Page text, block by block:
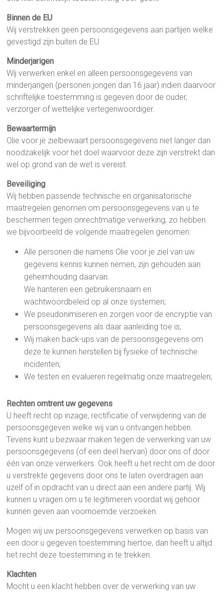
Binnen de EU
Wij verstrekken geen persoonsgegevens aan partijen welke
gevestigd zijn buiten de EU.
Minderjarigen
Wij verwerken enkel en alleen persoonsgegevens van
minderjarigen (personen jongen dan 16 jaar) indien daarvoor
schriftelijke toestemming is gegeven door de ouder,
verzorger of wettelijke vertegenwoordiger.
Bewaartermijn
Olie voor je zielbewaart persoonsgegevens niet langer dan
noodzakelijk voor het doel waarvoor deze zijn verstrekt dan
wel op grond van de wet is vereist.
Beveiliging
Wij hebben passende technische en organisatorische
maatregelen genomen om persoonsgegevens van u te
beschermen tegen onrechtmatige verwerking, zo hebben
we bijvoorbeeld de volgende maatregelen genomen:
Alle personen die namens Olie voor je ziel van uw
gegevens kennis kunnen nemen, zijn gehouden aan
geheimhouding daarvan.
We hanteren een gebruikersnaam en
wachtwoordbeleid op al onze systemen;
We pseudonimiseren en zorgen voor de encryptie van
persoonsgegevens als daar aanleiding toe is;
Wij maken back-ups van de persoonsgegevens om
deze te kunnen herstellen bij fysieke of technische
incidenten;
We testen en evalueren regelmatig onze maatregelen;
Rechten omtrent uw gegevens
U heeft recht op inzage, rectificatie of verwijdering van de
persoonsgegeven welke wij van u ontvangen hebben.
Tevens kunt u bezwaar maken tegen de verwerking van uw
persoonsgegevens (of een deel hiervan) door ons of door
één van onze verwerkers. Ook heeft u het recht om de door
u verstrekte gegevens door ons te laten overdragen aan
uzelf of in opdracht van u direct aan een andere partij. Wij
kunnen u vragen om u te legitimeren voordat wij gehoor
kunnen geven aan voornoemde verzoeken.
Mogen wij uw persoonsgegevens verwerken op basis van
een door u gegeven toestemming hiertoe, dan heeft u altijd
het recht deze toestemming in te trekken.
Klachten
Mocht u een klacht hebben over de verwerking van uw